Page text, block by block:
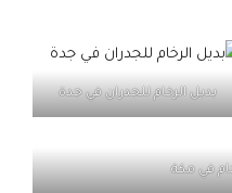
بديل الرخام للجدران في جدة
في مكة